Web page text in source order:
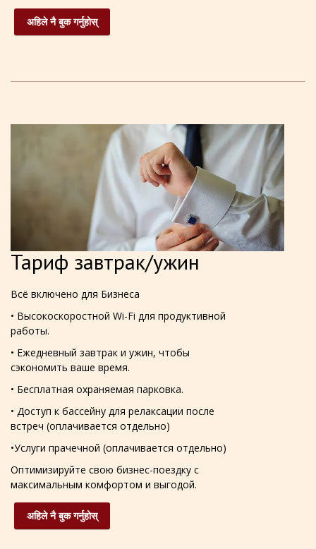
अहिले नै बुक गर्नुहोस्
Тариф завтрак/ужин
Всё включено для Бизнеса
• Высокоскоростной Wi-Fi для продуктивной
работы.
• Ежедневный завтрак и ужин, чтобы
сэкономить ваше время.
• Бесплатная охраняемая парковка.
• Доступ к бассейну для релаксации после
встреч (оплачивается отдельно)
•Услуги прачечной (оплачивается отдельно)
Оптимизируйте свою бизнес-поездку с
максимальным комфортом и выгодой.
अहिले नै बुक गर्नुहोस्